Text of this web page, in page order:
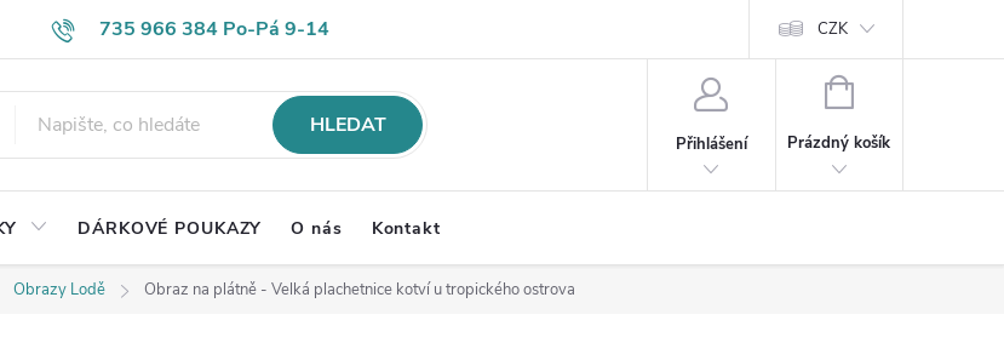
735 966 384 Po-Pá 9-14
Časté otázky Obch. podmínky Ochrana os. údajů Kontakt
CZK
HLEDAT
Přihlášení
NÁKUPNÍ
Prázdný košík
DÁRKOVÉ POUKAZY O nás Kontakt
Obrazy Lodě Obraz na plátně - Velká plachetnice kotví u tropického ostrova